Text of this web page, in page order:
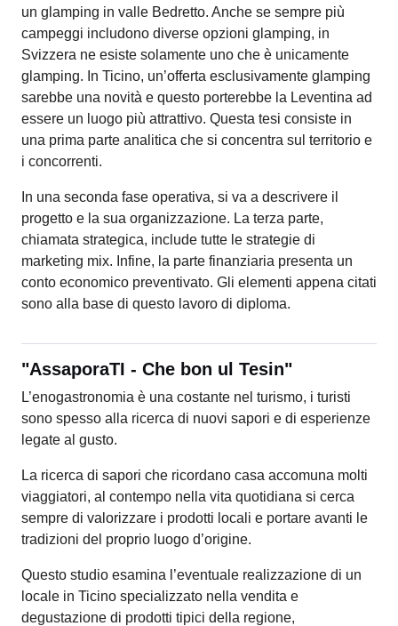
un glamping in valle Bedretto. Anche se sempre più
campeggi includono diverse opzioni glamping, in
Svizzera ne esiste solamente uno che è unicamente
glamping. In Ticino, un’offerta esclusivamente glamping
sarebbe una novità e questo porterebbe la Leventina ad
essere un luogo più attrattivo. Questa tesi consiste in
una prima parte analitica che si concentra sul territorio e
i concorrenti.
In una seconda fase operativa, si va a descrivere il
progetto e la sua organizzazione. La terza parte,
chiamata strategica, include tutte le strategie di
marketing mix. Infine, la parte finanziaria presenta un
conto economico preventivato. Gli elementi appena citati
sono alla base di questo lavoro di diploma.
"AssaporaTI - Che bon ul Tesin"
L’enogastronomia è una costante nel turismo, i turisti
sono spesso alla ricerca di nuovi sapori e di esperienze
legate al gusto.
La ricerca di sapori che ricordano casa accomuna molti
viaggiatori, al contempo nella vita quotidiana si cerca
sempre di valorizzare i prodotti locali e portare avanti le
tradizioni del proprio luogo d’origine.
Questo studio esamina l’eventuale realizzazione di un
locale in Ticino specializzato nella vendita e
degustazione di prodotti tipici della regione,